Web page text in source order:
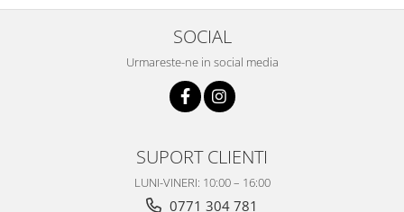
SOCIAL
Urmareste-ne in social media
SUPORT CLIENTI
LUNI-VINERI: 10:00 – 16:00
0771 304 781